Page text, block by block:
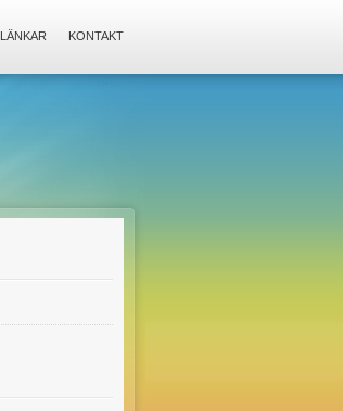
LÄNKAR KONTAKT